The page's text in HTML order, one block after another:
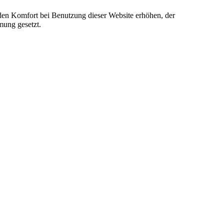
Komfort bei Benutzung dieser Website erhöhen, der
gesetzt.